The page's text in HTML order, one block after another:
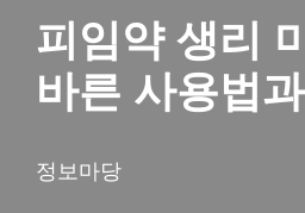
피임약 생리
바른 사용법
정보마당